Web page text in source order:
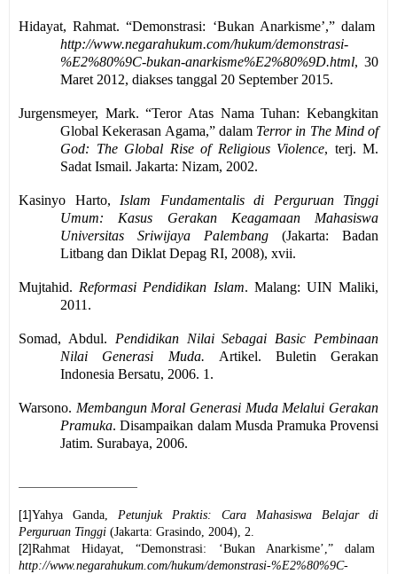
Hidayat,Rahmat. “Demonstrasi: ‘Bukan Anarkisme’,” dalam
http://www.negarahukum.com/hukum/demonstrasi-
%E2%80%9C-bukan-anarkisme%E2%80%9D.html, 30
Maret 2012, diakses tanggal 20 September 2015.
Jurgensmeyer, Mark. “Teror Atas Nama Tuhan: Kebangkitan
Global Kekerasan Agama,” dalam Terror in The Mind of
God: The Global Rise of Religious Violence, terj. M.
Sadat Ismail. Jakarta: Nizam, 2002.
Kasinyo Harto, Islam Fundamentalis di Perguruan Tinggi
Umum: Kasus Gerakan Keagamaan Mahasiswa
Universitas Sriwijaya Palembang(Jakarta: Badan
Litbang dan Diklat Depag RI, 2008), xvii.
Mujtahid. Reformasi Pendidikan Islam. Malang: UIN Maliki,
2011.
Somad, Abdul. Pendidikan Nilai Sebagai Basic Pembinaan
Nilai Generasi Muda. Artikel. Buletin
Gerakan
Indonesia Bersatu, 2006. 1.
Warsono. Membangun Moral Generasi Muda Melalui Gerakan
Pramuka. Disampaikan dalam Musda Pramuka Provensi
Jatim. Surabaya, 2006.
[1]Yahya Ganda, Petunjuk Praktis: Cara Mahasiswa Belajar di
Perguruan Tinggi (Jakarta: Grasindo, 2004),
2.
[2]Rahmat Hidayat , “Demonstrasi: ‘Bukan Anarkisme’,” dalam
http://www.negarahukum.com/hukum/demonstrasi-%E2%80%9C-